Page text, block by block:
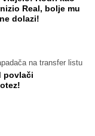
Real, bolje mu
dolazi!
na transfer listu
povlači